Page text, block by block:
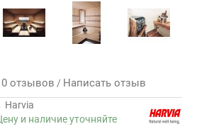
0 отзывов / Написать отзыв
Harvia
и наличие уточняйте